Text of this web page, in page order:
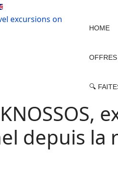
excursions on
HOME
🔍
depuis la